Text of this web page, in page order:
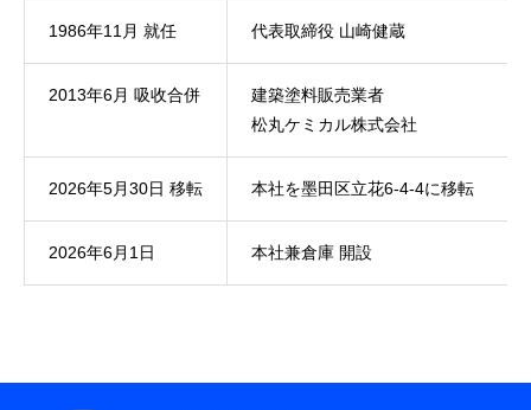
1986年11月 就任 代表取締役 山崎健蔵
2013年6月 吸收合併
建築塗料販売業者
松丸ケミカル株式会社
2026年5月30日 移転 本社を墨田区立花6-4-4に移転
2026年6月1日 本社兼倉庫 開設